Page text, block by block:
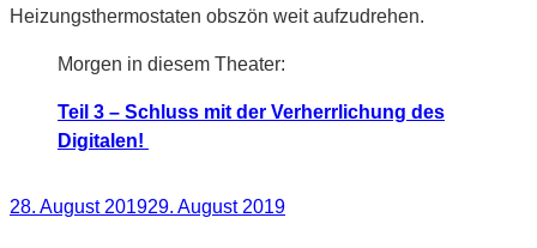
Heizungsthermostaten obszön weit aufzudrehen.
Morgen in diesem Theater:
Teil 3 – Schluss mit der Verherrlichung des
Digitalen!
Veröffentlicht
28. August 201929. August 2019